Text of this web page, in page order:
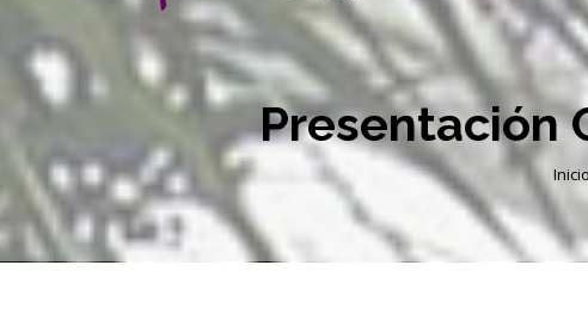
Presentación
Inicio